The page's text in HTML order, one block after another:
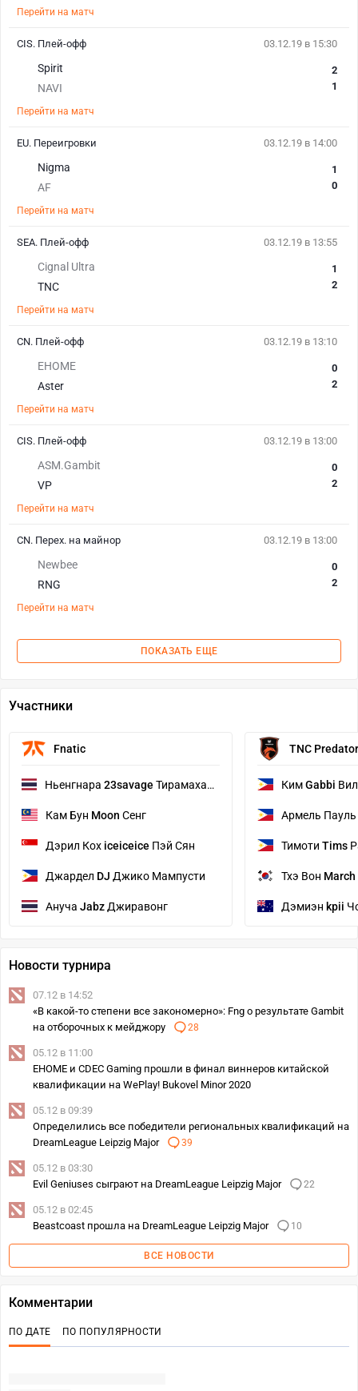
Перейти на матч
03.12.19 в 15:30
Spirit
NAVI
2
1
Перейти на матч
CIS. Плей-офф
03.12.19 в 14:00
Nigma
AF
1
0
Перейти на матч
EU. Переигровки
03.12.19 в 13:55
Cignal Ultra
TNC
1
2
Перейти на матч
SEA. Плей-офф
03.12.19 в 13:10
EHOME
Aster
0
2
Перейти на матч
CN. Плей-офф
03.12.19 в 13:00
ASM.Gambit
VP
0
2
Перейти на матч
CIS. Плей-офф
03.12.19 в 13:00
Newbee
RNG
0
2
Перейти на матч
CN. Перех. на майнор
ПОКАЗАТЬ ЕЩЕ
Участники
Fnatic
Ньенгнара23savage Тирамаханон
Кам Бун Moon Сенг
Дэрил Кох iceiceice Пэй Сян
Джардел DJ Джико Мампусти
Ануча Jabz Джиравонг
TNC Predator
КимGabbi
Армель Пауль
Тимоти Tims
Тхэ Вон March
Дэмиэн kpii
Новости турнира
07.12 в 14:52
«В какой-то степени все закономерно»: Fng о результате Gambit
на отборочных к мейджору
28
05.12 в 11:00
EHOME и CDEC Gaming прошли в финал виннеров китайской
квалификации на WePlay! Bukovel Minor 2020
05.12 в 09:39
Определились все победители региональных квалификаций на
DreamLeague Leipzig Major
39
05.12 в 03:30
Evil Geniuses сыграют на DreamLeague Leipzig Major
22
05.12 в 02:45
Beastcoast прошла на DreamLeague Leipzig Major
10
ВСЕ НОВОСТИ
Комментарии
ПО ДАТЕ ПО ПОПУЛЯРНОСТИ